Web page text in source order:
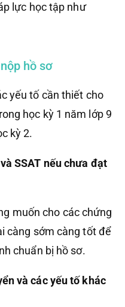
lực học tập như
hồ sơ
yếu tố cần thiết cho
học kỳ 1 năm lớp 9
kỳ 2.
SSAT nếu chưa đạt
muốn cho các chứng
càng sớm càng tốt để
chuẩn bị hồ sơ.
và các yếu tố khác